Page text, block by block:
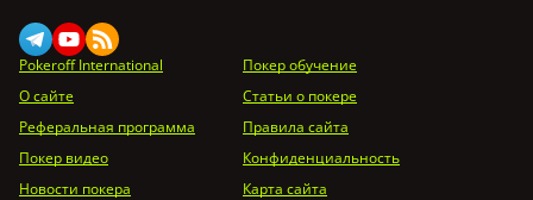
Pokeroff International
Покер обучение
О сайте
Статьи о покере
Реферальная программа
Правила сайта
Покер видео
Конфиденциальность
Новости покера
Карта сайта